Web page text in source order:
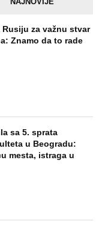
u manastir
14 godina
ali je u tajnosti